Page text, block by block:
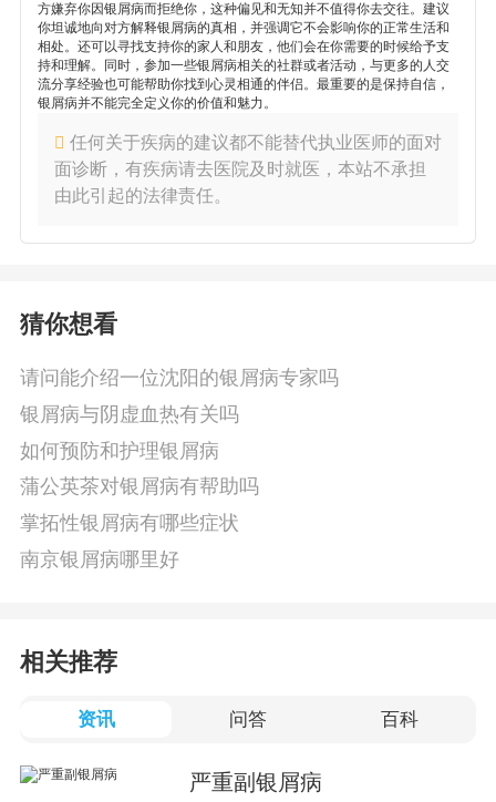
方嫌弃你因银屑病而拒绝你，这种偏见和无知并不值得你去交往。建议
你坦诚地向对方解释银屑病的真相，并强调它不会影响你的正常生活和
相处。还可以寻找支持你的家人和朋友，他们会在你需要的时候给予支
持和理解。同时，参加一些银屑病相关的社群或者活动，与更多的人交
流分享经验也可能帮助你找到心灵相通的伴侣。最重要的是保持自信，
银屑病并不能完全定义你的价值和魅力。
任何关于疾病的建议都不能替代执业医师的面对
面诊断，有疾病请去医院及时就医，本站不承担
由此引起的法律责任。
猜你想看
请问能介绍一位沈阳的银屑病专家吗
银屑病与阴虚血热有关吗
如何预防和护理银屑病
蒲公英茶对银屑病有帮助吗
掌拓性银屑病有哪些症状
南京银屑病哪里好
相关推荐
资讯 问答 百科
严重副银屑病